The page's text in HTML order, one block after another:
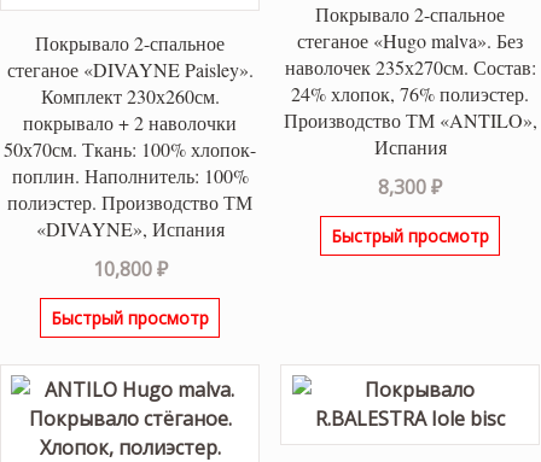
Покрывало 2-спальное
стеганое «DIVAYNE Paisley».
Комплект 230х260см.
покрывало + 2 наволочки
50х70см. Ткань: 100% хлопок-
поплин. Наполнитель: 100%
полиэстер. Производство ТМ
«DIVAYNE», Испания
10,800₽
Быстрый просмотр
Покрывало 2-спальное
стеганое «Hugo malva». Без
наволочек 235х270см. Состав:
24% хлопок, 76% полиэстер.
Производство ТМ «ANTILO»,
Испания
8,300₽
Быстрый просмотр